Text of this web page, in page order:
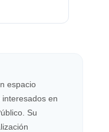
espacio
en
Su